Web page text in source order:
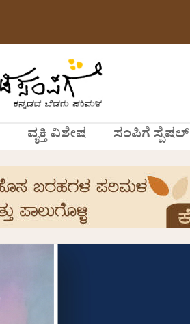
ವ್ಯಕ್ತಿ ವಿಶೇಷ ಸಂಪಿಗೆ ಸ್ಪೆಷಲ್